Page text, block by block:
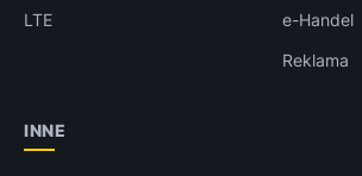
LTE
e-Handel
Reklama
INNE